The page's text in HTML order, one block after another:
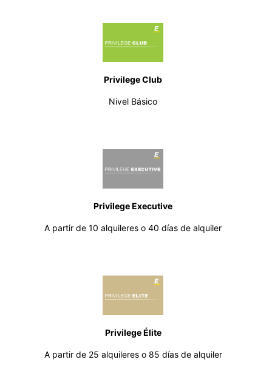
Privilege Club
Nivel Básico
Privilege Executive
A partir de 10 alquileres o 40 días de alquiler
Privilege Élite
A partir de 25 alquileres o 85 días de alquiler